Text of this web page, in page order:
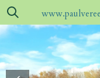
Ga
direct
de
hoofdinhoud